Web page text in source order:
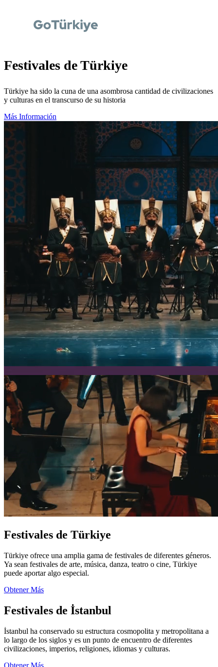
Festivales de Türkiye
Türkiye ha sido la cuna de una asombrosa cantidad de civilizaciones
y culturas en el transcurso de su historia
Más Información
Festivales de Türkiye
Türkiye ofrece una amplia gama de festivales de diferentes géneros.
Ya sean festivales de arte, música, danza, teatro o cine, Türkiye
puede aportar algo especial.
Obtener Más
Festivales de İstanbul
İstanbul ha conservado su estructura cosmopolita y metropolitana a
lo largo de los siglos y es un punto de encuentro de diferentes
civilizaciones, imperios, religiones, idiomas y culturas.
Obtener Más